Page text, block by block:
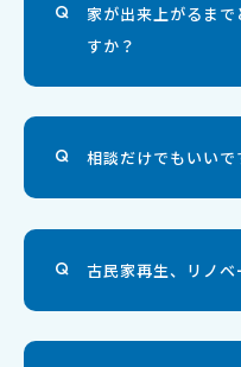
家が出来上がるま
すか？
相談だけでもいいで
古民家再生、リノ